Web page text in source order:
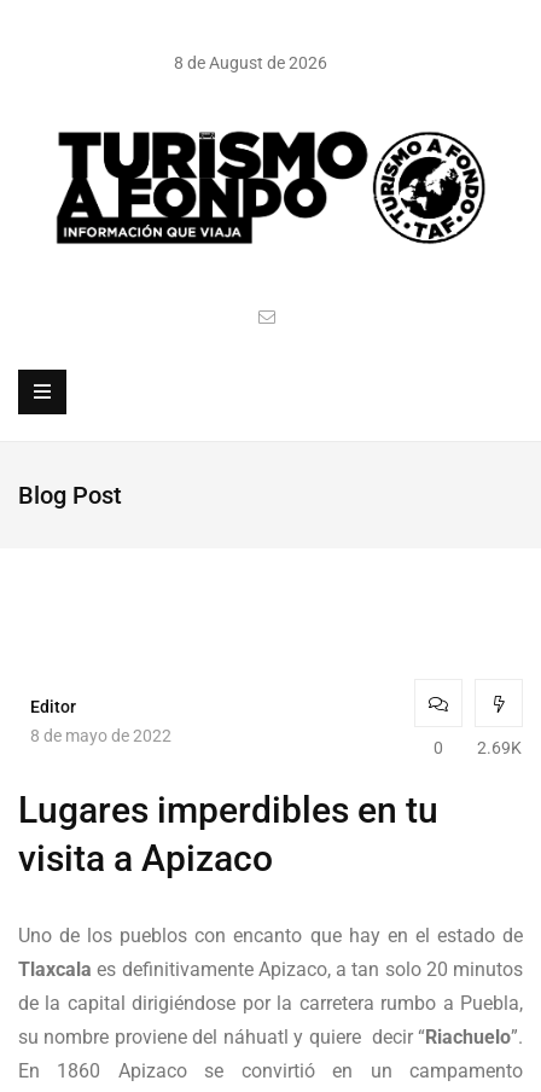
8 de August de 2026
Blog Post
Editor
8 de mayo de 2022
0 2.69K
Lugares imperdibles en tu
visita a Apizaco
Uno de los pueblos con encanto que hay en el estado de
Tlaxcala es definitivamente Apizaco, a tan solo 20 minutos
de la capital dirigiéndose por la carretera rumbo a Puebla,
su nombre proviene del náhuatl y quiere decir “Riachuelo”.
En 1860 Apizaco se convirtió en un campamento